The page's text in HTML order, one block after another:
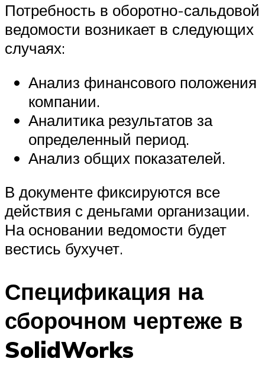
Потребность в оборотно-сальдовой
ведомости возникает в следующих
случаях:
Анализ финансового положения
компании.
Аналитика результатов за
определенный период.
Анализ общих показателей.
В документе фиксируются все
действия с деньгами организации.
На основании ведомости будет
вестись бухучет.
Спецификация на
сборочном чертеже в
SolidWorks